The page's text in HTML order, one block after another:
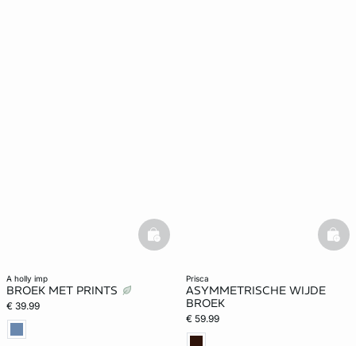
a holly imp
BROEK MET PRINTS
€ 39.99
basketfull
prisca
ASYMMETRISCHE WIJDE
BROEK
€ 59.99